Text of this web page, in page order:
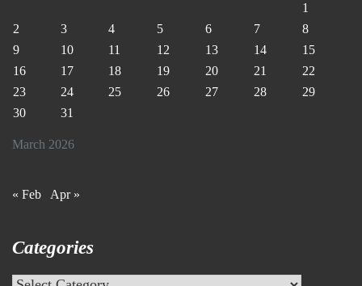
March 2026
1
2
3 4 5 6 7
8
9
10 11 12 13 14
15
16
17 18 19 20 21
22
23
24 25 26 27 28
29
30
31
« Feb Apr »
Categories